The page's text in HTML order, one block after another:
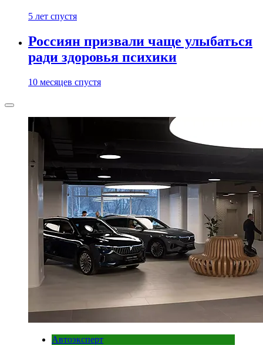
5 лет спустя
Россиян призвали чаще улыбаться
ради здоровья психики
10 месяцев спустя
Автоэксперт